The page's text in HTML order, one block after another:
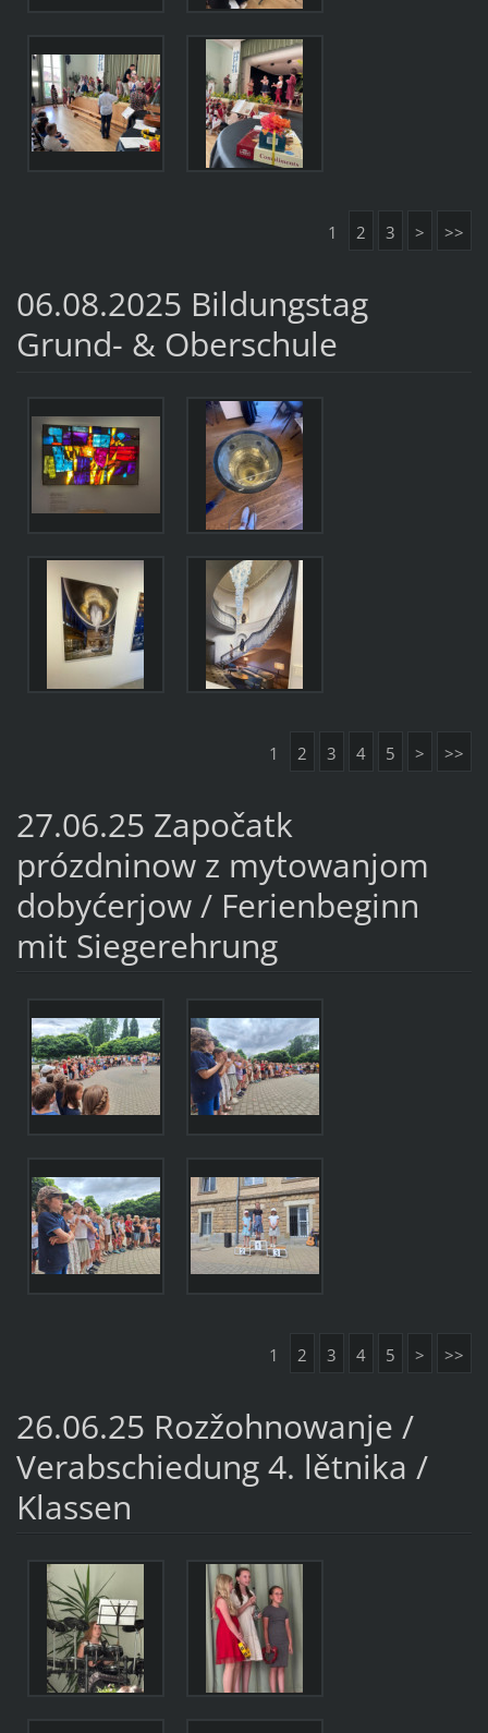
1 2 3 > >>
06.08.2025 Bildungstag
Grund- & Oberschule
1 2 3 4 5 > >>
27.06.25 Započatk
prózdninow z mytowanjom
dobyćerjow / Ferienbeginn
mit Siegerehrung
1 2 3 4 5 > >>
26.06.25 Rozžohnowanje /
Verabschiedung 4. lětnika /
Klassen